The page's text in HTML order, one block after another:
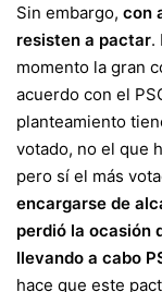
Sin embargo, con
resisten a pactar.
momento la gran
acuerdo con el
planteamiento
votado, no el que
pero sí el más
encargarse de
perdió la ocasión
llevando a cabo
hace que este